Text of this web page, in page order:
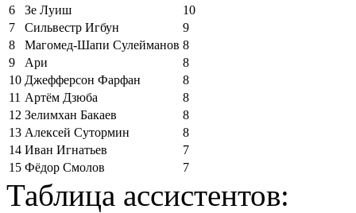
6
Зе Луиш
10
7
Сильвестр Игбун
9
8
Магомед-Шапи Сулейманов 8
9
Ари
8
10 Джефферсон Фарфан
8
11 Артём Дзюба
8
12 Зелимхан Бакаев
8
13 Алексей Сутормин
8
14 Иван Игнатьев
7
15 Фёдор Смолов 7
Таблица ассистентов: